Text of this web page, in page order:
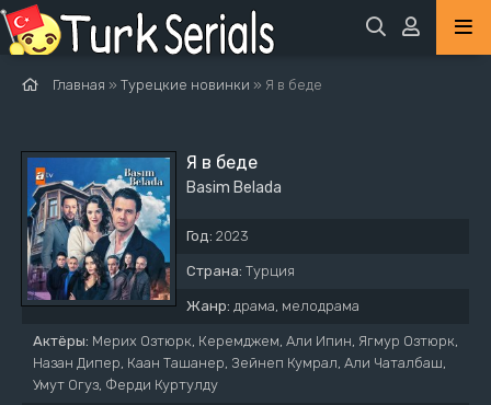
Главная » Турецкие новинки » Я в беде
Я в беде
Basim Belada
Год: 2023
Страна: Турция
Жанр: драма, мелодрама
Актёры: Мерих Озтюрк, Керемджем, Али Ипин, Ягмур Озтюрк,
Назан Дипер, Каан Ташанер, Зейнеп Кумрал, Али Чаталбаш,
Умут Огуз, Ферди Куртулду